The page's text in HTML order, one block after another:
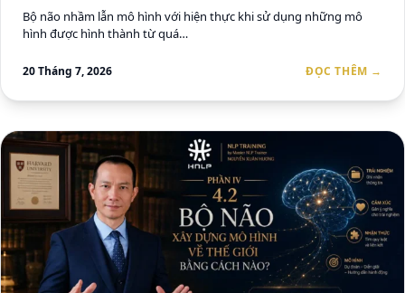
Bộ não nhầm lẫn mô hình với hiện thực khi sử dụng những mô
hình được hình thành từ quá…
20 Tháng 7, 2026 ĐỌC THÊM →